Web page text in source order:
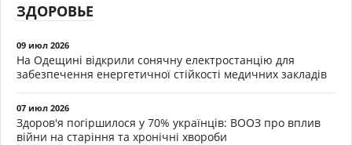
ЗДОРОВЬЕ
09 июл 2026
На Одещині відкрили сонячну електростанцію для
забезпечення енергетичної стійкості медичних закладів
07 июл 2026
Здоров'я погіршилося у 70% українців: ВООЗ про вплив
війни на старіння та хронічні хвороби